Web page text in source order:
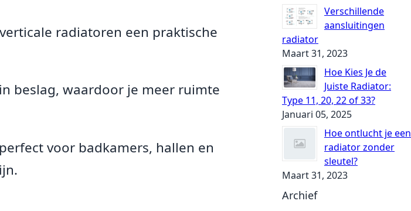
radiatoren een praktische
beslag, waardoor je meer ruimte
voor badkamers, hallen en
Verschillende
aansluitingen
radiator
Maart 31, 2023
Hoe Kies Je de
Juiste Radiator:
Type 11, 20, 22 of 33?
Januari 05, 2025
Hoe ontlucht je een
radiator zonder
sleutel?
Maart 31, 2023
Archief